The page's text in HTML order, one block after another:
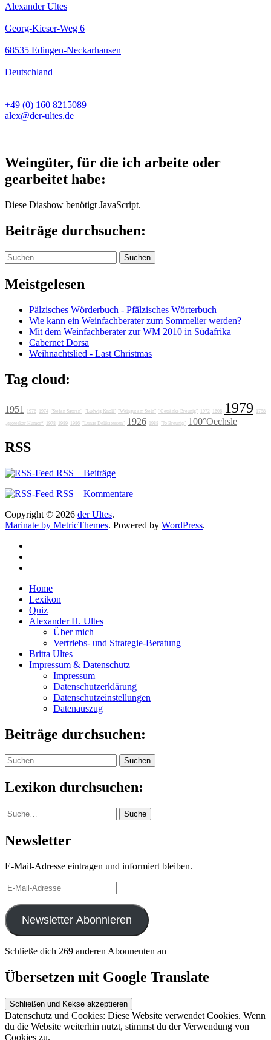
Alexander Ultes
Georg-Kieser-Weg 6
68535 Edingen-Neckarhausen
Deutschland
+49 (0) 160 8215089
alex@der-ultes.de
Weingüter, für die ich arbeite oder
gearbeitet habe:
Diese Diashow benötigt JavaScript.
Beiträge durchsuchen:
Suchen
nach:
Meistgelesen
Pälzisches Wörderbuch - Pfälzisches Wörterbuch
Wie kann ein Weinfachberater zum Sommelier werden?
Mit dem Weinfachberater zur WM 2010 in Südafrika
Cabernet Dorsa
Weihnachtslied - Last Christmas
Tag cloud:
1951 1976 1974 "Stefan Sattran" "Ludwig Knoll" "Weingut am Stein" "Getränke Breunig" 1972 1606 1979 1788
„grotesker Humor“ 1978 1989 1986 "Lunas Delikatessen" 1926 1988 "Jo Breunig" 100°Oechsle
RSS
RSS – Beiträge
RSS – Kommentare
Copyright © 2026 der Ultes.
Marinate by MetricThemes. Powered by WordPress.
Home
Lexikon
Quiz
Alexander H. Ultes
Über mich
Vertriebs- und Strategie-Beratung
Britta Ultes
Impressum & Datenschutz
Impressum
Datenschutzerklärung
Datenschutzeinstellungen
Datenauszug
Beiträge durchsuchen:
Suchen
nach:
Lexikon durchsuchen:
Suche Suche
Newsletter
E-Mail-Adresse eintragen und informiert bleiben.
E-
Mail-
Adresse
Newsletter Abonnieren
Schließe dich 269 anderen Abonnenten an
Übersetzen mit Google Translate
Datenschutz und Cookies: Diese Website verwendet Cookies. Wenn
du die Website weiterhin nutzt, stimmst du der Verwendung von
Cookies zu.